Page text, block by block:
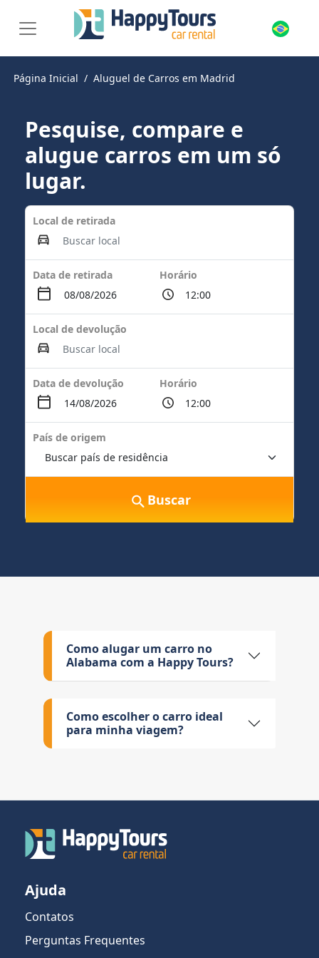
Página Inicial Aluguel de Carros em Madrid
Pesquise, compare e
alugue carros em um só
lugar.
Local de retirada
Data de retirada Horário
Local de devolução
Data de devolução Horário
País de origem
Buscar
Como alugar um carro no
Alabama com a Happy Tours?
Como escolher o carro ideal
para minha viagem?
Ajuda
Contatos
Perguntas Frequentes